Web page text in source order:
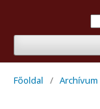
Főoldal / Archívum